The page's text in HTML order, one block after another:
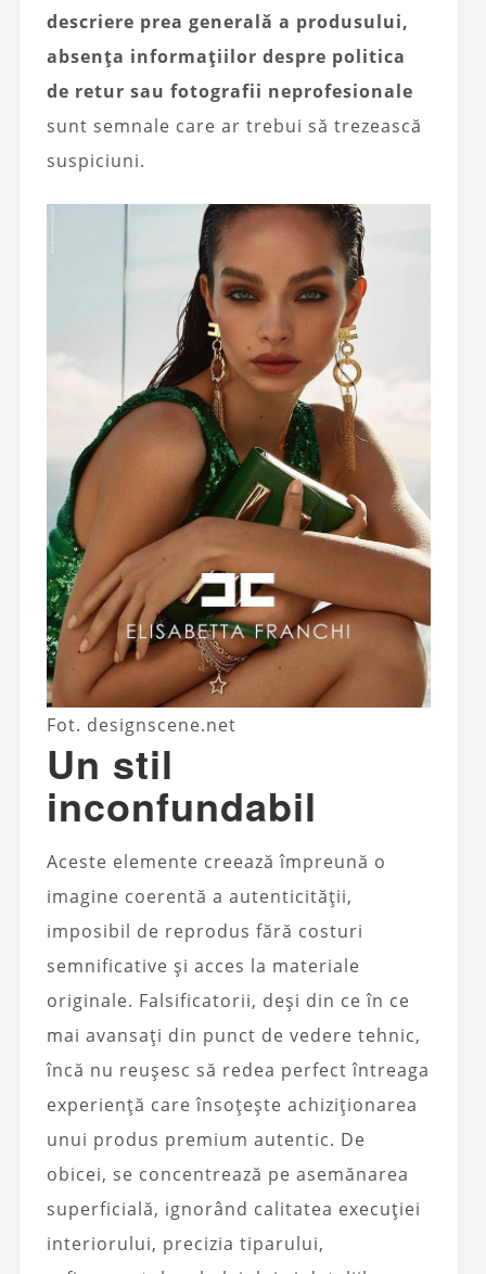
descriere prea generală a produsului,
absența informațiilor despre politica
de retur sau fotografii neprofesionale
sunt semnale care ar trebui să trezească
suspiciuni.
Fot. designscene.net
Un stil
inconfundabil
Aceste elemente creează împreună o
imagine coerentă a autenticității,
imposibil de reprodus fără costuri
semnificative și acces la materiale
originale. Falsificatorii, deși din ce în ce
mai avansați din punct de vedere tehnic,
încă nu reușesc să redea perfect întreaga
experiență care însoțește achiziționarea
unui produs premium autentic. De
obicei, se concentrează pe asemănarea
superficială, ignorând calitatea execuției
interiorului, precizia tiparului,